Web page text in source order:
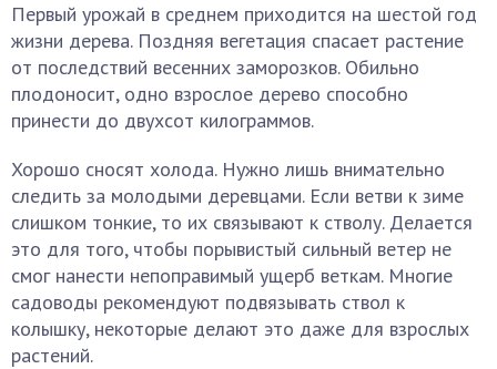
Первый урожай в среднем приходится на шестой год
жизни дерева. Поздняя вегетация спасает растение
от последствий весенних заморозков. Обильно
плодоносит, одно взрослое дерево способно
принести до двухсот килограммов.
Хорошо сносят холода. Нужно лишь внимательно
следить за молодыми деревцами. Если ветви к зиме
слишком тонкие, то их связывают к стволу. Делается
это для того, чтобы порывистый сильный ветер не
смог нанести непоправимый ущерб веткам. Многие
садоводы рекомендуют подвязывать ствол к
колышку, некоторые делают это даже для взрослых
растений.